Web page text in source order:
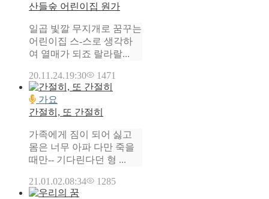
산들숲 어린이집 원가
일곱 빛깔 무지개로 꿈꾸는
어린이집 스-스로 생각하
여 열매가 되죠 랄라랄...
20.11.24.19:30 1471
가요
간절히, 또 간절히
가족에게 짐이 되어 싫고
몸은 너무 아파 다만 죽을
때만-- 기다린다던 형 ...
21.01.02.08:34 1285